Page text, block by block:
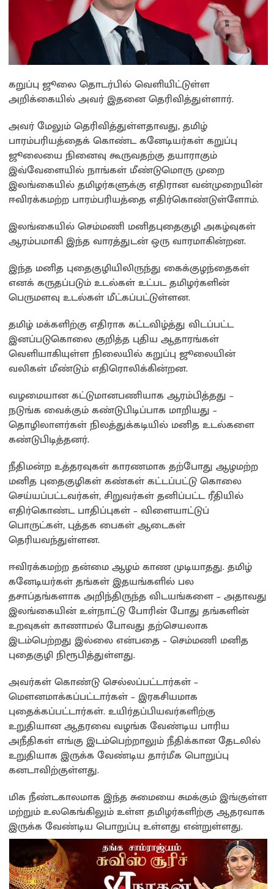
கறுப்பு ஜூலை தொடர்பில் வெளியிட்டுள்ள
அறிக்கையில் அவர் இதனை தெரிவித்துள்ளார்.
அவர் மேலும் தெரிவித்துள்ளதாவது, தமிழ்
பாரம்பரியத்தைக் கொண்ட கனேடியர்கள் கறுப்பு
ஜூலையை நினைவு கூருவதற்கு தயாராகும்
இவ்வேளையில் நாங்கள் மீண்டுமொரு முறை
இலங்கையில் தமிழர்களுக்கு எதிரான வன்முறையின்
ஈவிரக்கமற்ற பாரம்பரியத்தை எதிர்கொண்டுள்ளோம்.
இலங்கையில் செம்மணி மனிதபுதைகுழி அகழ்வுகள்
ஆரம்பமாகி இந்த வாரத்துடன் ஒரு வாரமாகின்றன.
இந்த மனித புதைகுழியிலிருந்து கைக்குழந்தைகள்
எனக் கருதப்படும் உடல்கள் உட்பட தமிழர்களின்
பெருமளவு உடல்கள் மீட்கப்பட்டுள்ளன.
தமிழ் மக்களிற்கு எதிராக கட்டவிழ்த்து விடப்பட்ட
இனப்படுகொலை குறித்த புதிய ஆதாரங்கள்
வெளியாகியுள்ள நிலையில் கறுப்பு ஜூலையின்
வலிகள் மீண்டும் எதிரொலிக்கின்றன.
வழமையான கட்டுமானபணியாக ஆரம்பித்தது –
நடுங்க வைக்கும் கண்டுபிடிப்பாக மாறியது –
தொழிலாளர்கள் நிலத்துக்கடியில் மனித உடல்களை
கண்டுபிடித்தனர்.
நீதிமன்ற உத்தரவுகள் காரணமாக தற்போது ஆழமற்ற
மனித புதைகுழிகள் கண்கள் கட்டப்பட்டு கொலை
செய்யப்பட்டவர்கள், சிறுவர்கள் தனிப்பட்ட ரீதியில்
எதிர்கொண்ட பாதிப்புகள் – விளையாட்டுப்
பொருட்கள், புத்தக பைகள் ஆடைகள்
தெரியவந்துள்ளன.
ஈவிரக்கமற்ற தன்மை ஆழம் காண முடியாதது. தமிழ்
கனேடியர்கள் தங்கள் இதயங்களில் பல
தசாப்தங்களாக அறிந்திருந்த விடயங்களை – அதாவது
இலங்கையின் உள்நாட்டு போரின் போது தங்களின்
உறவுகள் காணாமல் போவது தற்செயலாக
இடம்பெற்றது இல்லை என்பதை – செம்மணி மனித
புதைகுழி நிரூபித்துள்ளது.
அவர்கள் கொண்டு செல்லப்பட்டார்கள் –
மௌனமாக்கப்பட்டார்கள் – இரகசியமாக
புதைக்கப்பட்டார்கள். உயிர்தப்பியவர்களிற்கு
உறுதியான ஆதரவை வழங்க வேண்டிய பாரிய
அநீதிகள் எங்கு இடம்பெற்றாலும் நீதிக்கான தேடலில்
உறுதியாக இருக்க வேண்டிய தார்மீக பொறுப்பு
கனடாவிற்குள்ளது.
மிக நீண்டகாலமாக இந்த சுமையை சுமக்கும் இங்குள்ள
மற்றும் உலகெங்கிலும் உள்ள தமிழர்களிற்கு ஆதரவாக
இருக்க வேண்டிய பொறுப்பு உள்ளது என்றுள்ளது.